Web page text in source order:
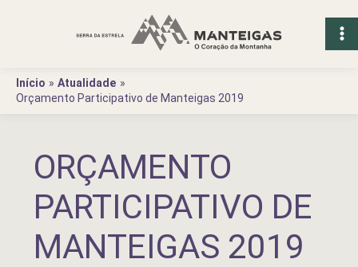
Início
Atualidade
Orçamento Participativo de Manteigas 2019
ORÇAMENTO
PARTICIPATIVO DE
MANTEIGAS 2019